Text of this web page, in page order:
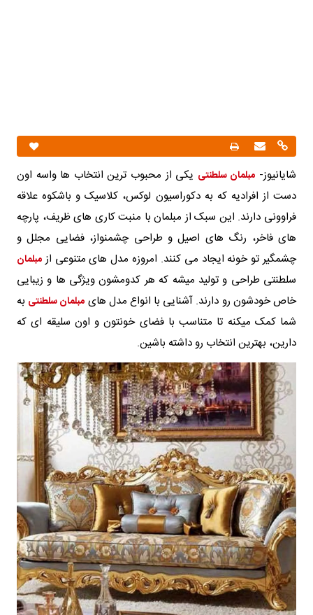
شایانیوز- مبلمان سلطنتی یکی از محبوب ترین انتخاب ها واسه اون
دست از افرادیه که به دکوراسیون لوکس، کلاسیک و باشکوه علاقه
فراوونی دارند. این سبک از مبلمان با منبت کاری های ظریف، پارچه
های فاخر، رنگ های اصیل و طراحی چشمنواز، فضایی مجلل و
چشمگیر تو خونه ایجاد می کنند. امروزه مدل های متنوعی ازمبلمان
سلطنتی طراحی و تولید میشه که هر کدومشون ویژگی ها و زیبایی
خاص خودشون رو دارند. آشنایی با انواع مدل های مبلمان سلطنتی به
شما کمک میکنه تا متناسب با فضای خونتون و اون سلیقه ای که
دارین، بهترین انتخاب رو داشته باشین.